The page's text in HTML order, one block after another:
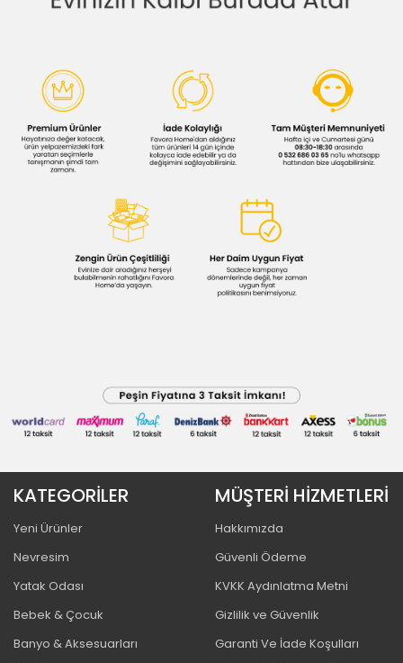
KATEGORİLER
Yeni Ürünler
Nevresim
Yatak Odası
Bebek & Çocuk
Banyo & Aksesuarları
MÜŞTERİ HİZMETLERİ
Hakkımızda
Güvenli Ödeme
KVKK Aydınlatma Metni
Gizlilik ve Güvenlik
Garanti Ve İade Koşulları